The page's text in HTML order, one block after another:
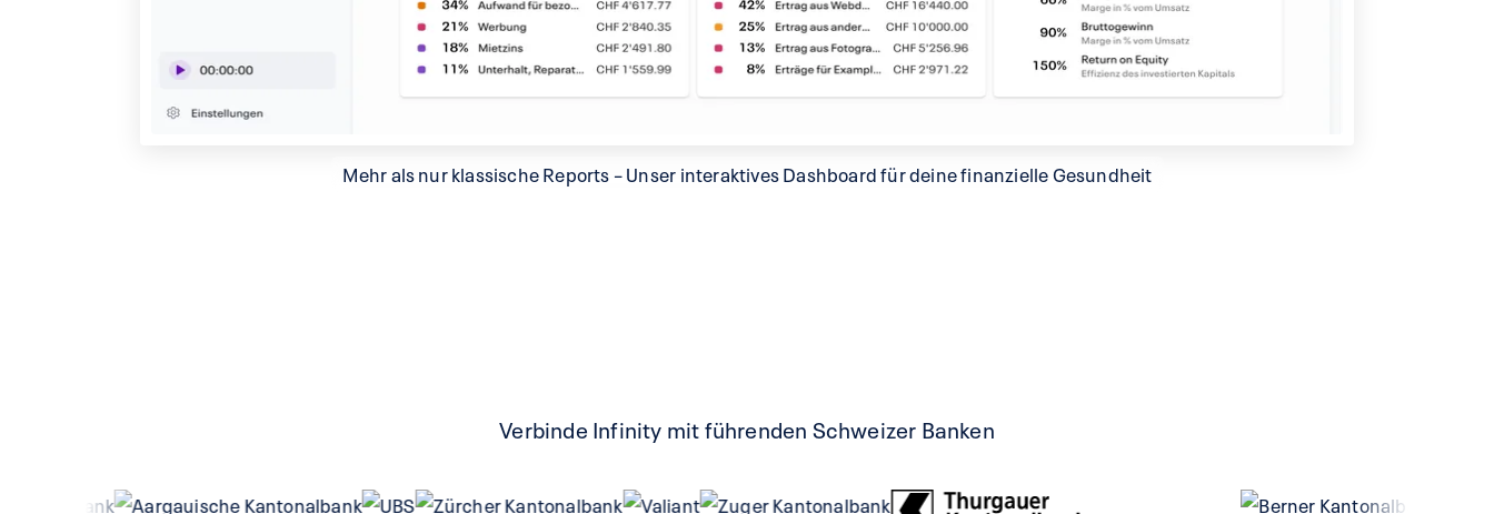
Mehr als nur klassische Reports – Unser interaktives Dashboard für deine finanzielle Gesundheit
Verbinde Infinity mit führenden Schweizer Banken